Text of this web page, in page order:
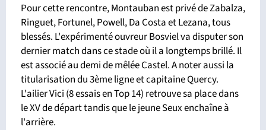
Pour cette rencontre, Montauban est privé de Zabalza,
Ringuet, Fortunel, Powell, Da Costa et Lezana, tous
blessés. L'expérimenté ouvreur Bosviel va disputer son
dernier match dans ce stade où il a longtemps brillé. Il
est associé au demi de mêlée Castel. A noter aussi la
titularisation du 3ème ligne et capitaine Quercy.
L'ailier Vici (8 essais en Top 14) retrouve sa place dans
le XV de départ tandis que le jeune Seux enchaîne à
l'arrière.